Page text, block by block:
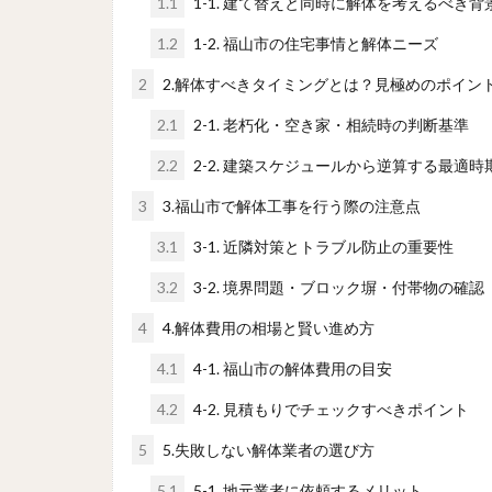
1.2 1-2. 福山市の住宅事情と解体ニーズ
2 2.解体すべきタイミングとは？見極めのポイン
2.1 2-1. 老朽化・空き家・相続時の判断基準
2.2 2-2. 建築スケジュールから逆算する最適時
3 3.福山市で解体工事を行う際の注意点
3.1 3-1. 近隣対策とトラブル防止の重要性
3.2 3-2. 境界問題・ブロック塀・付帯物の確認
4 4.解体費用の相場と賢い進め方
4.1 4-1. 福山市の解体費用の目安
4.2 4-2. 見積もりでチェックすべきポイント
5 5.失敗しない解体業者の選び方